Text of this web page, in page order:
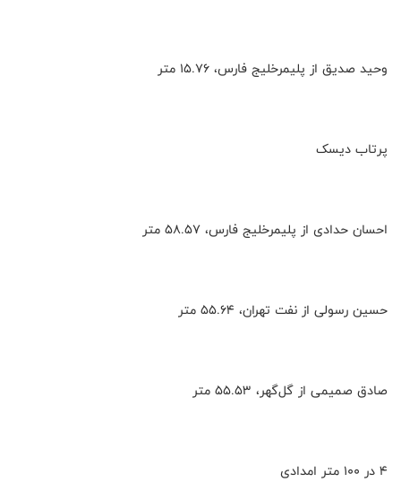
وحید صدیق از پلیمرخلیج فارس، ۱۵.۷۶ متر
پرتاب دیسک
احسان حدادی از پلیمرخلیج فارس، ۵۸.۵۷ متر
حسین رسولی از نفت تهران، ۵۵.۶۴ متر
صادق صمیمی از گل‌گهر، ۵۵.۵۳ متر
۴ در ۱۰۰ متر امدادی